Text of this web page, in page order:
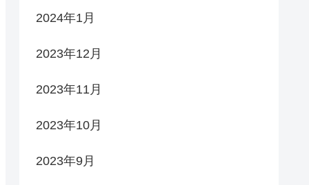
2024年1月
2023年12月
2023年11月
2023年10月
2023年9月